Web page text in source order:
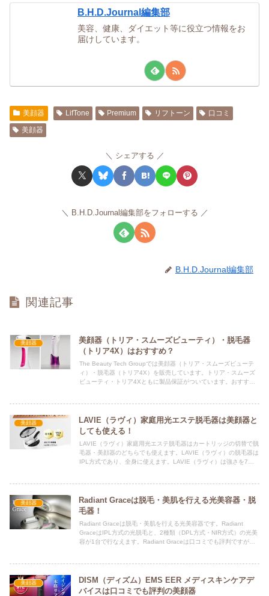
B.H.D.Journal編集部
美容、健康、ダイエット等に役立つ情報をお
届けしています。
美顔器 LifTone Premium リフトーン
口コミ
美顔器
シェアする
B.H.D.Journal編集部をフォローする
B.H.D.Journal編集部
関連記事
美顔器
美顔器（トリア・スムーズビューティ）・脱毛器
（トリア4X）はおすすめ？
The Beauty Tech Groupでは美顔器（トリア・スムーズビューテ
ィ）・脱毛器（トリア4X）を販売しています。トリア・スムーズ
ビューティ・トリア4Xともに製品保証がついています。おすすめ
美顔器
LAVIE（ラヴィ）家庭用光エステ脱毛器は美顔器と
しても使える！
LAVIE（ラヴィ）家庭用光エステ脱毛器はカートリッジの切替で脱
毛器・美顔器のどちらでも使えます。LAVIE（ラヴィ）の脱毛器は
IPL方式であり、全身に使えます。LAVIE（ラヴィ）は強さを7段
美顔器
Radiant Graceは脱毛・美肌を行える光美容器・脱
毛器！
Radiant Graceは脱毛・美肌を行える光美容器です。Radiant
GraceはIPL方式の光脱毛と、2種類（DPL方式・NIR方式）の光美
容が1台で行なえます。Radiant Graceは口コミでも評判ですが、
美顔器
DISM（ディズム）EMS EER メディスキンケアデ
バイスは口コミでも評判の美顔器